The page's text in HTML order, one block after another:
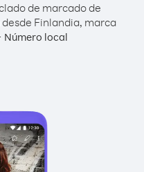
de marcado de
Finlandia, marca
Número local